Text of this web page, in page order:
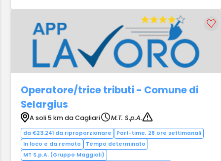
Operatore/trice tributi - Comune di
Selargius
A soli 5 km da Cagliari M.T. S.p.A.
da €23.241 da riproporzionare
Part-time, 28 ore settimanali
In loco e da remoto
Tempo determinato
MT S.p.A. (Gruppo Maggioli)